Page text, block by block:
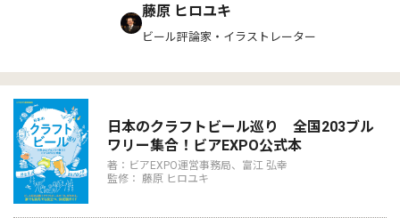
藤原 ヒロユキ
ビール評論家・イラストレーター
日本のクラフトビール巡り 全国203ブル
ワリー集合！ビアEXPO公式本
著：ビアEXPO運営事務局、富江 弘幸
監修： 藤原 ヒロユキ